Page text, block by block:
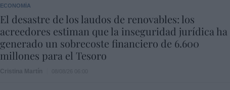
ECONOMÍA
El desastre de los laudos de renovables: los
acreedores estiman que la inseguridad jurídica ha
generado un sobrecoste financiero de 6.600
millones para el Tesoro